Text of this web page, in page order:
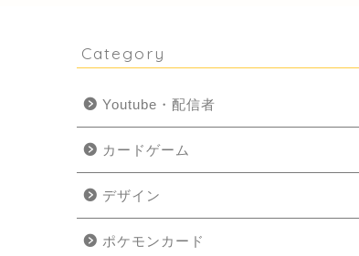
Category
Youtube・配信者
カードゲーム
デザイン
ポケモンカード